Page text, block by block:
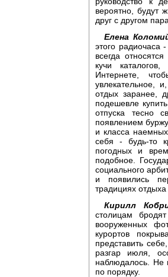
вероятно, будут
друг с другом
Елена
этого радиочаса
всегда
кучи
Интернете,
увлекательное,
отдых заранее,
подешевле
отпуска тесно
появлением
и класса
себя - будь-то
погодных и
подобное.
социального
и появились
традициях
Кирилл
столицам
вооруженных
курортов
представить
разгар июля,
наблюдалось. Не
по порядку.